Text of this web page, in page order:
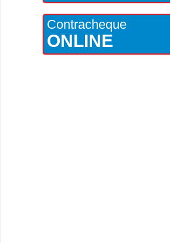
Contracheque
ONLINE